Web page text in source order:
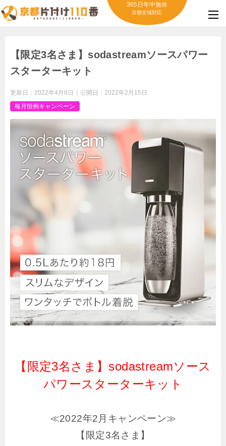
365日年中無休
京都全域対応
【限定3名さま】sodastreamソースパワー
スターターキット
更新日： 2022年4月8日 公開日： 2022年2月15日
毎月恒例キャンペーン
【限定3名さま】sodastreamソース
パワースターターキット
≪2022年2月キャンペーン≫
【限定3名さま】